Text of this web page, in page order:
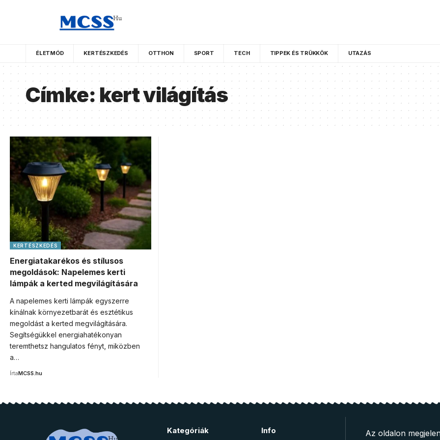
ÉLETMÓD KERTÉSZKEDÉS OTTHON SPORT TECH TIPPEK ÉS TRÜKKÖK UTAZÁS
Címke:kert világítás
KERTÉSZKEDÉS
Energiatakarékos és stílusos
megoldások: Napelemes kerti
lámpák a kerted megvilágítására
A napelemes kerti lámpák egyszerre
kínálnak környezetbarát és esztétikus
megoldást a kerted megvilágítására.
Segítségükkel energiahatékonyan
teremthetsz hangulatos fényt, miközben
a…
ÍrtaMCSS.hu
Kategóriák Info Az oldalon